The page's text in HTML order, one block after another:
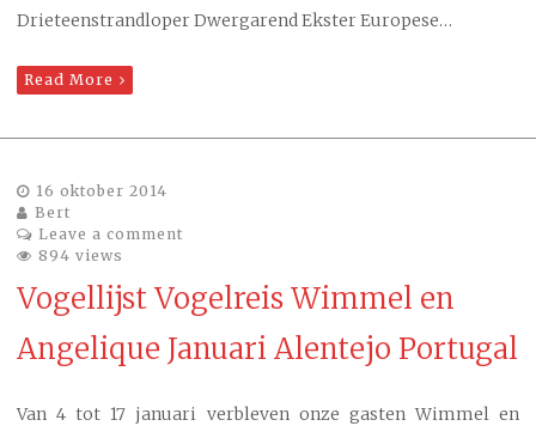
Drieteenstrandloper Dwergarend Ekster Europese…
Read More
16 oktober 2014
Bert
Leave a comment
894 views
Vogellijst Vogelreis Wimmel en
Angelique Januari Alentejo Portugal
Van 4 tot 17 januari verbleven onze gasten Wimmel en